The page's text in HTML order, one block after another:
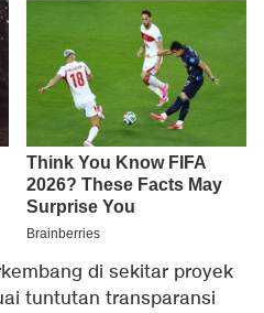
di sekitar proyek
tuntutan transparansi